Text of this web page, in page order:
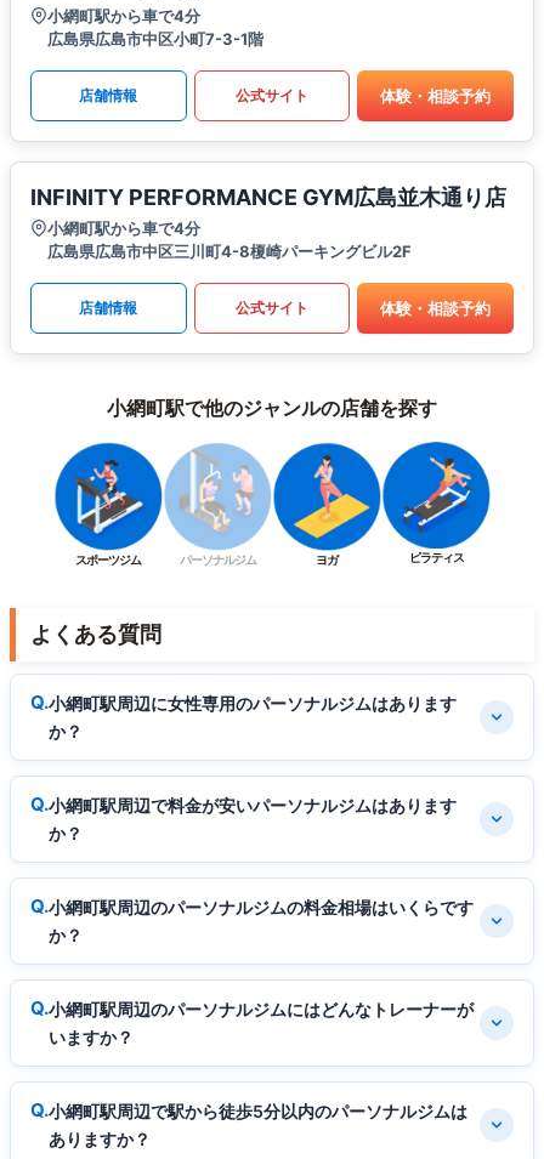
小網町駅から車で4分
広島県広島市中区小町7-3-1階
店舗情報 公式サイト 体験・相談予約
INFINITY PERFORMANCE GYM広島並木通り店
小網町駅から車で4分
広島県広島市中区三川町4-8榎崎パーキングビル2F
店舗情報 公式サイト 体験・相談予約
小網町駅で他のジャンルの店舗を探す
スポーツジム パーソナルジム ヨガ ピラティス
よくある質問
小網町駅周辺に女性専用のパーソナルジムはあります
か？
小網町駅周辺で料金が安いパーソナルジムはあります
か？
小網町駅周辺のパーソナルジムの料金相場はいくらです
か？
小網町駅周辺のパーソナルジムにはどんなトレーナーが
いますか？
小網町駅周辺で駅から徒歩5分以内のパーソナルジムは
ありますか？